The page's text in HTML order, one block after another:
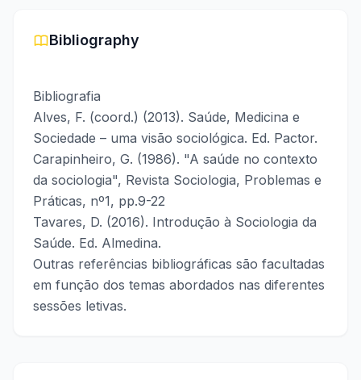
Bibliography
Bibliografia
Alves, F. (coord.) (2013). Saúde, Medicina e
Sociedade – uma visão sociológica. Ed. Pactor.
Carapinheiro, G. (1986). "A saúde no contexto
da sociologia", Revista Sociologia, Problemas e
Práticas, nº1, pp.9-22
Tavares, D. (2016). Introdução à Sociologia da
Saúde. Ed. Almedina.
Outras referências bibliográficas são facultadas
em função dos temas abordados nas diferentes
sessões letivas.